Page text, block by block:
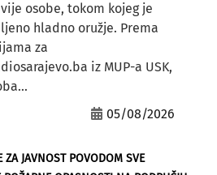
osobe, tokom kojeg je
hladno oružje. Prema
za
iz MUP-a USK,
05/08/2026
ZA JAVNOST POVODOM SVE